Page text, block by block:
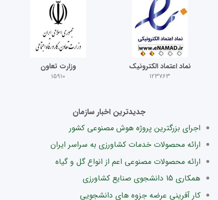
نماد اعتماد الکترونیک
123763
وزارت تعاون
15910
جدیدترین اخبار سازمان
اجرای بزرگترین پروژه هوش مصنوعی کشور
ارائه محصولات خدمات کشاورزی به سراسر ایران
ارائه محصولات مصنوعی اعم از انواع گل و گیاه
همکاری 15 دانشجوی صنایع کشاورزی
کار آفرینی عرضه جزوه های دانشجویی